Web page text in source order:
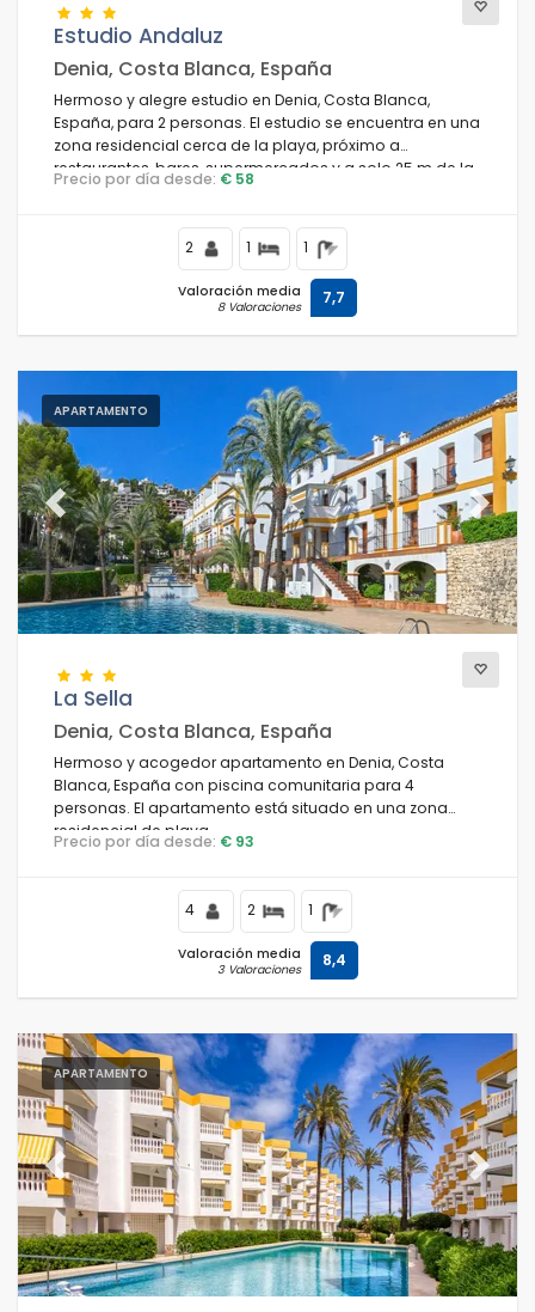
Servicios populares
Condiciones
Confort
Servicios
Vistas
Categorías adicionales
Estudio Andaluz
Denia, Costa Blanca, España
Hermoso y alegre estudio en Denia, Costa Blanca,
España, para 2 personas. El estudio se encuentra en una
zona residencial cerca de la playa, próximo a
restaurantes, bares, supermercados y a solo 25 m de la
playa de Les Bovetes.
Precio por día desde: € 58
2 1 1
Valoración media
8 Valoraciones 7,7
APARTAMENTO
Previous Next
La Sella
Denia, Costa Blanca, España
Hermoso y acogedor apartamento en Denia, Costa
Blanca, España con piscina comunitaria para 4
personas. El apartamento está situado en una zona
residencial de playa.
Precio por día desde: € 93
4 2 1
Valoración media
3 Valoraciones 8,4
APARTAMENTO
Previous Next